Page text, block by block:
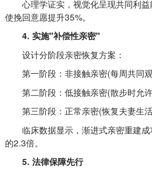
心理学证实，视觉化呈现共同利益
使挽回意愿提升35%。
4. 实施"补偿性亲密"
设计分阶段亲密恢复方案：
第一阶段：非接触亲密(每周共同
第二阶段：低接触亲密(散步时允
第三阶段：正常亲密(恢复夫妻生
临床数据显示，渐进式亲密重建成
的2.3倍。
5. 法律保障先行